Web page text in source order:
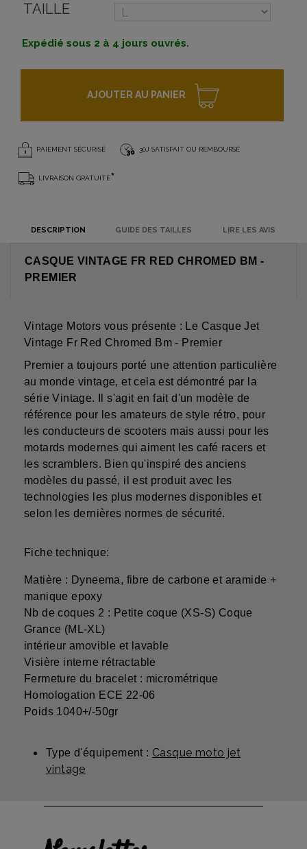
TAILLE
Expédié sous 2 à 4 jours ouvrés.
AJOUTER AU PANIER
PAIEMENT SÉCURISÉ 30J SATISFAIT OU REMBOURSÉ
LIVRAISON GRATUITE*
DESCRIPTION GUIDE DES TAILLES LIRE LES AVIS
CASQUE VINTAGE FR RED CHROMED BM -
PREMIER
Vintage Motors vous présente : Le Casque Jet
Vintage Fr Red Chromed Bm - Premier
Premier a toujours porté une attention particulière
au monde vintage, et cela est démontré par la
série Vintage. Il s'agit en fait d'un modèle de
référence pour les amateurs de style rétro, pour
les conducteurs de scooters mais aussi pour les
motards modernes qui aiment les café racers et
les scramblers. Bien qu'inspiré des anciens
modèles du passé, il est produit avec les
technologies les plus modernes disponibles et
selon les dernières normes de sécurité.
Fiche technique:
Matière : Dyneema, fibre de carbone et aramide +
manique epoxy
Nb de coques 2 : Petite coque (XS-S) Coque
Grance (ML-XL)
intérieur amovible et lavable
Visière interne rétractable
Fermeture du bracelet : micrométrique
Homologation ECE 22-06
Poids 1040+/-50gr
Type d'équipement : Casque moto jet
vintage